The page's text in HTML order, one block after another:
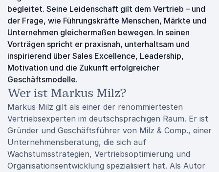
begleitet. Seine Leidenschaft gilt dem Vertrieb – und
der Frage, wie Führungskräfte Menschen, Märkte und
Unternehmen gleichermaßen bewegen. In seinen
Vorträgen spricht er praxisnah, unterhaltsam und
inspirierend über Sales Excellence, Leadership,
Motivation und die Zukunft erfolgreicher
Geschäftsmodelle.
Wer ist Markus Milz?
Markus Milz gilt als einer der renommiertesten
Vertriebsexperten im deutschsprachigen Raum. Er ist
Gründer und Geschäftsführer von Milz & Comp., einer
Unternehmensberatung, die sich auf
Wachstumsstrategien, Vertriebsoptimierung und
Organisationsentwicklung spezialisiert hat. Als Autor